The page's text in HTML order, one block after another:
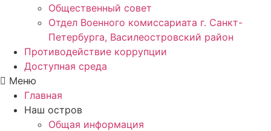
Общественный совет
Отдел Военного комиссариата г. Санкт-
Петербурга, Василеостровский район
Противодействие коррупции
Доступная среда
Меню
Главная
Наш остров
Общая информация